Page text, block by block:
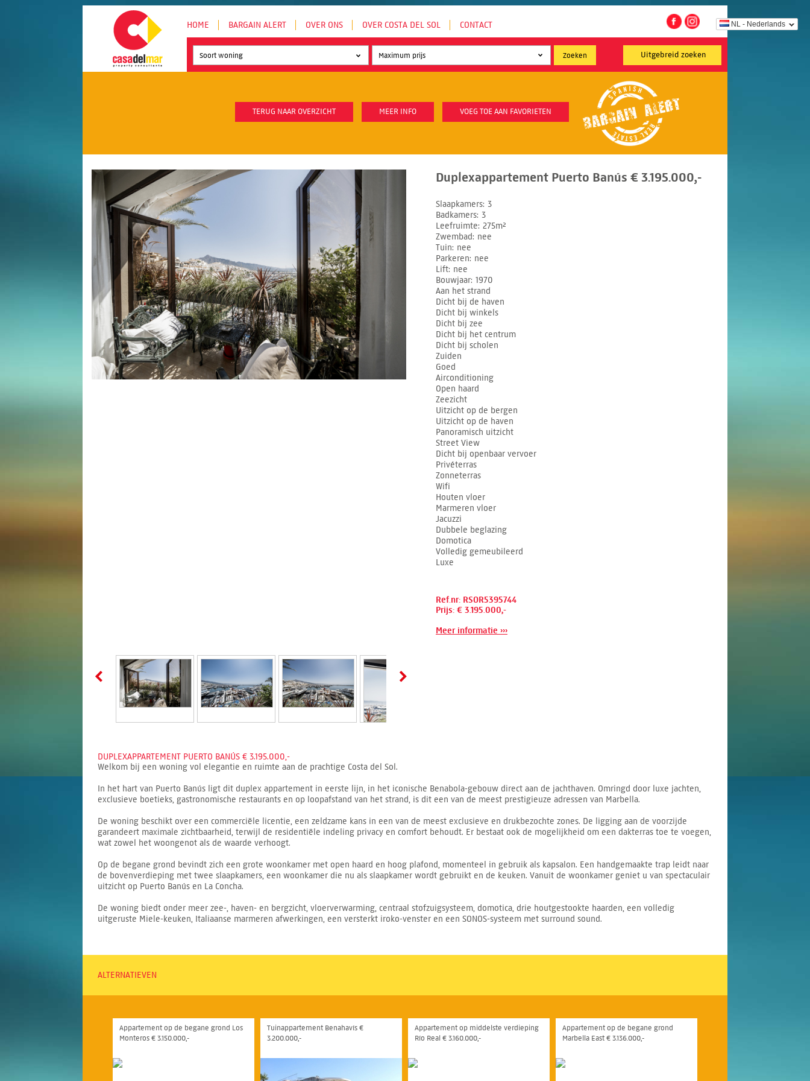
NL - Nederlands
HOME BARGAIN ALERT OVER ONS OVER COSTA DEL SOL CONTACT
Uitgebreid zoeken
Soort woning
TERUG NAAR OVERZICHT MEER INFO VOEG TOE AAN FAVORIETEN
Duplexappartement Puerto Banús € 3.195.000,-
Slaapkamers 3
Badkamers 3
Leefruimte 275m²
Zwembad
nee
Tuin nee
Parkeren nee
Lift nee
Bouwjaar 1970
Aan het strand
Dicht bij de haven
Dicht bij winkels
Dicht bij zee
Dicht bij het centrum
Dicht bij scholen
Zuiden
Goed
Airconditioning
Open haard
Zeezicht
Uitzicht op de bergen
Uitzicht op de haven
Panoramisch uitzicht
Street View
Dicht bij openbaar vervoer
Privéterras
Zonneterras
Wifi
Houten vloer
Marmeren vloer
Jacuzzi
Dubbele beglazing
Domotica
Volledig gemeubileerd
Luxe
Ref.nr: RSOR5395744
Prijs: € 3.195.000,-
Meer informatie ›››
DUPLEXAPPARTEMENT PUERTO BANÚS € 3.195.000,-
Welkom bij een woning vol elegantie en ruimte aan de prachtige Costa del Sol.
In het hart van Puerto Banús ligt dit duplex appartement in eerste lijn, in het iconische Benabola-gebouw direct aan de jachthaven. Omringd door luxe jachten,
exclusieve boetieks, gastronomische restaurants en op loopafstand van het strand, is dit een van de meest prestigieuze adressen van Marbella.
De woning beschikt over een commerciële licentie, een zeldzame kans in een van de meest exclusieve en drukbezochte zones. De ligging aan de voorzijde
garandeert maximale zichtbaarheid, terwijl de residentiële indeling privacy en comfort behoudt. Er bestaat ook de mogelijkheid om een dakterras toe te voegen,
wat zowel het woongenot als de waarde verhoogt.
Op de begane grond bevindt zich een grote woonkamer met open haard en hoog plafond, momenteel in gebruik als kapsalon. Een handgemaakte trap leidt naar
de bovenverdieping met twee slaapkamers, een woonkamer die nu als slaapkamer wordt gebruikt en de keuken. Vanuit de woonkamer geniet u van spectaculair
uitzicht op Puerto Banús en La Concha.
De woning biedt onder meer zee-, haven- en bergzicht, vloerverwarming, centraal stofzuigsysteem, domotica, drie houtgestookte haarden, een volledig
uitgeruste Miele-keuken, Italiaanse marmeren afwerkingen, een versterkt iroko-venster en een SONOS-systeem met surround sound.
ALTERNATIEVEN
Appartement op de begane grond Los
Monteros € 3.150.000,-
Tuinappartement Benahavís €
3.200.000,-
Appartement op middelste verdieping
Río Real € 3.160.000,-
Appartement op de begane grond
Marbella East € 3.136.000,-